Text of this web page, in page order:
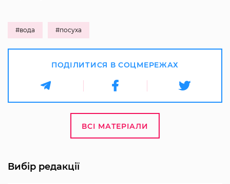
#вода #посуха
ПОДІЛИТИСЯ В СОЦМЕРЕЖАХ
ВСІ МАТЕРІАЛИ
Вибір редакції